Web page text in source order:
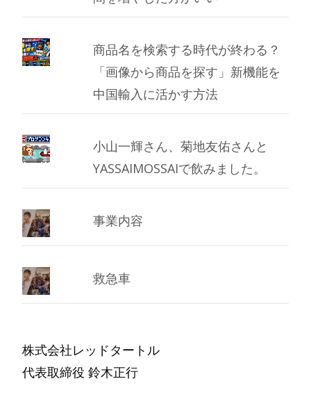
商品名を検索する時代が終わる？
「画像から商品を探す」新機能を
中国輸入に活かす方法
小山一輝さん、菊地友佑さんと
YASSAIMOSSAIで飲みました。
事業内容
救急車
株式会社レッドタートル
代表取締役 鈴木正行